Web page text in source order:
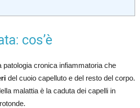
cos’è
patologia cronica infiammatoria che
del cuoio capelluto e del resto del corpo.
malattia è la caduta dei capelli in